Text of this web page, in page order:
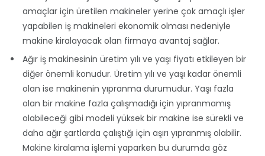
amaçlar için üretilen makineler yerine çok amaçlı işler
yapabilen iş makineleri ekonomik olması nedeniyle
makine kiralayacak olan firmaya avantaj sağlar.
Ağır iş makinesinin üretim yılı ve yaşı fiyatı etkileyen bir
diğer önemli konudur. Üretim yılı ve yaşı kadar önemli
olan ise makinenin yıpranma durumudur. Yaşı fazla
olan bir makine fazla çalışmadığı için yıpranmamış
olabileceği gibi modeli yüksek bir makine ise sürekli ve
daha ağır şartlarda çalıştığı için aşırı yıpranmış olabilir.
Makine kiralama işlemi yaparken bu durumda göz